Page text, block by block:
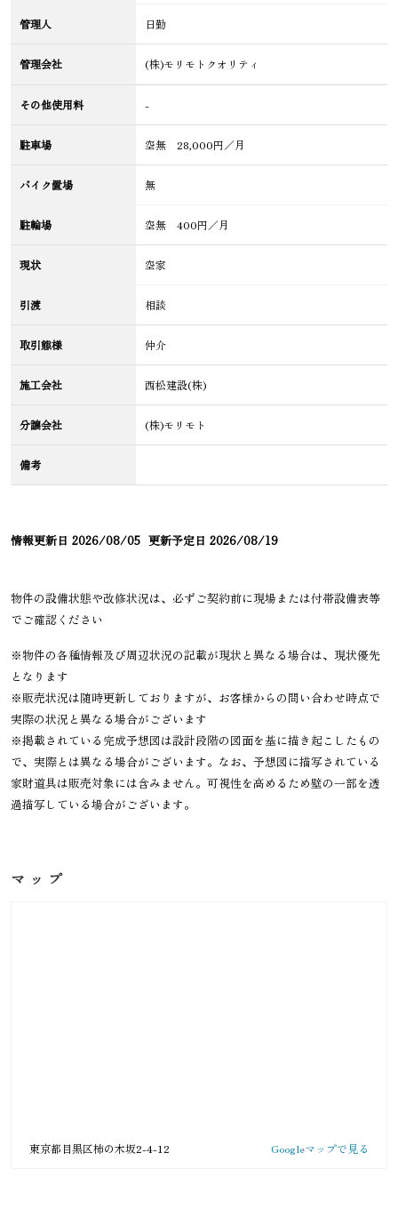
管理人 日勤
管理会社 (株)モリモトクオリティ
その他使用料 -
駐車場 空無 28,000円／月
バイク置場 無
駐輪場 空無 400円／月
現状 空家
引渡 相談
取引態様 仲介
施工会社 西松建設(株)
分譲会社 (株)モリモト
備考
情報更新日 2026/08/05 更新予定日 2026/08/19
物件の設備状態や改修状況は、必ずご契約前に現場または付帯設備表等
でご確認ください
※物件の各種情報及び周辺状況の記載が現状と異なる場合は、現状優先
となります
※販売状況は随時更新しておりますが、お客様からの問い合わせ時点で
実際の状況と異なる場合がございます
※掲載されている完成予想図は設計段階の図面を基に描き起こしたもの
で、実際とは異なる場合がございます。なお、予想図に描写されている
家財道具は販売対象には含みません。可視性を高めるため壁の一部を透
過描写している場合がございます。
マップ
東京都目黒区柿の木坂2-4-12 Googleマップで見る